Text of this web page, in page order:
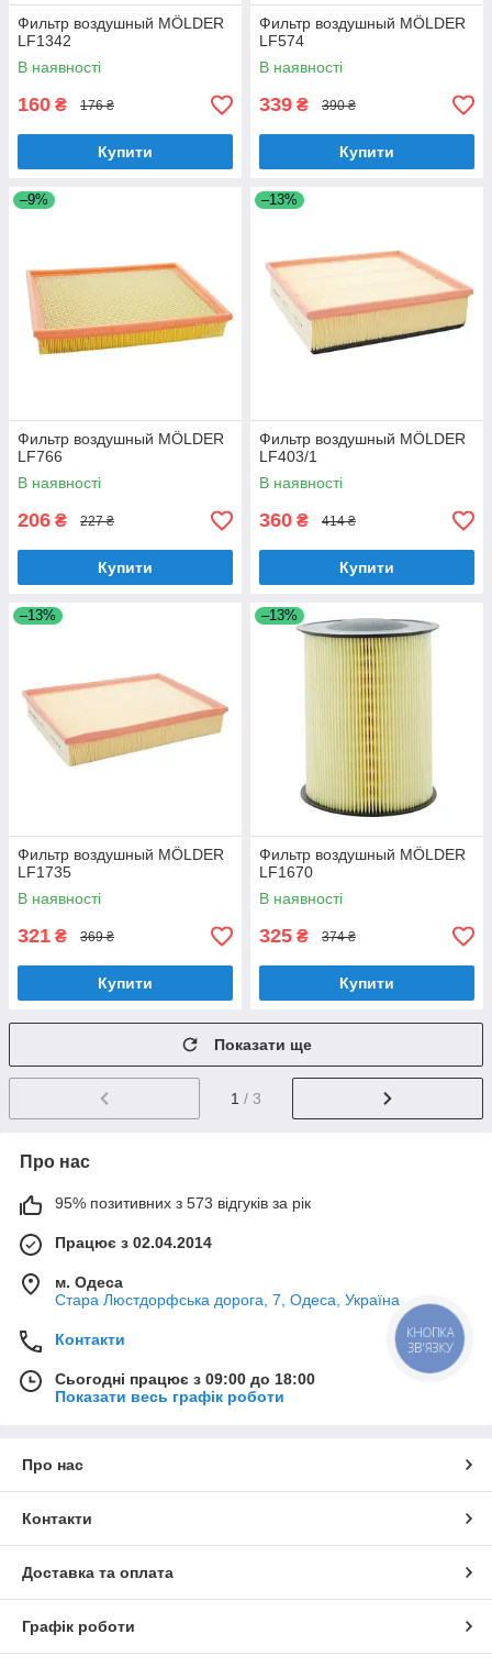
Фильтр воздушный MÖLDER
LF1342
В наявності
160 ₴ 176 ₴
Купити
Фильтр воздушный MÖLDER
LF574
В наявності
339 ₴ 390 ₴
Купити
–9%
Фильтр воздушный MÖLDER
LF766
В наявності
206 ₴ 227 ₴
Купити
–13%
Фильтр воздушный MÖLDER
LF403/1
В наявності
360 ₴ 414 ₴
Купити
–13%
Фильтр воздушный MÖLDER
LF1735
В наявності
321 ₴ 369 ₴
Купити
–13%
Фильтр воздушный MÖLDER
LF1670
В наявності
325 ₴ 374 ₴
Купити
Показати ще
1 / 3
Про нас
95% позитивних з 573 відгуків за рік
Працює з 02.04.2014
м. Одеса
Стара Люстдорфська дорога, 7, Одеса, Україна
Контакти
Сьогодні працює з 09:00 до 18:00
Показати весь графік роботи
Про нас
Контакти
Доставка та оплата
Графік роботи
КНОПКА
ЗВ'ЯЗКУ